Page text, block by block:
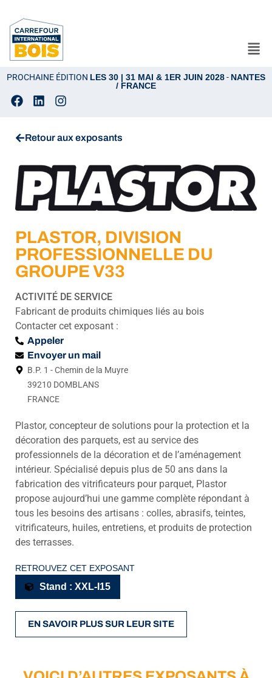
PROCHAINE ÉDITION LES 30 | 31 MAI & 1ER JUIN 2028- NANTES
/ FRANCE
Retour aux exposants
PLASTOR, DIVISION
PROFESSIONNELLE DU
GROUPE V33
ACTIVITÉ DE SERVICE
Fabricant de produits chimiques liés au bois
Contacter cet exposant :
Appeler
Envoyer un mail
B.P. 1 - Chemin de la Muyre
39210 DOMBLANS
FRANCE
Plastor, concepteur de solutions pour la protection et la
décoration des parquets, est au service des
professionnels de la décoration et de l’aménagement
intérieur. Spécialisé depuis plus de 50 ans dans la
fabrication des vitrificateurs pour parquet, Plastor
propose aujourd’hui une gamme complète répondant à
tous les besoins des artisans : colles, abrasifs, teintes,
vitrificateurs, huiles, entretiens, et produits de protection
des terrasses.
RETROUVEZ CET EXPOSANT
Stand : XXL-I15
EN SAVOIR PLUS SUR LEUR SITE